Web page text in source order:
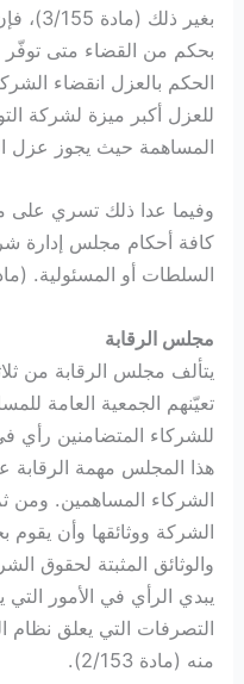
بغير
بحكم من القضاء متى
الحكم بالعزل انقضاء
للعزل أكبر ميزة لشركة
المساهمة حيث يجوز عزل
وفيما عدا ذلك تسري على
كافة أحكام مجلس إدارة
السلطات أو المسئولية. (مادة 4/
مجلس الرقابة
يتألف مجلس الرقابة من
تعيّنهم الجمعية العامة
هذا المجلس مهمة الرقابة
الشركاء المساهمين. ومن
الشركة ووثائقها وأن يقوم
والوثائق المثبتة لحقوق
يبدي الرأي في الأمور
التصرفات التي يعلق
منه (مادة 2/153).